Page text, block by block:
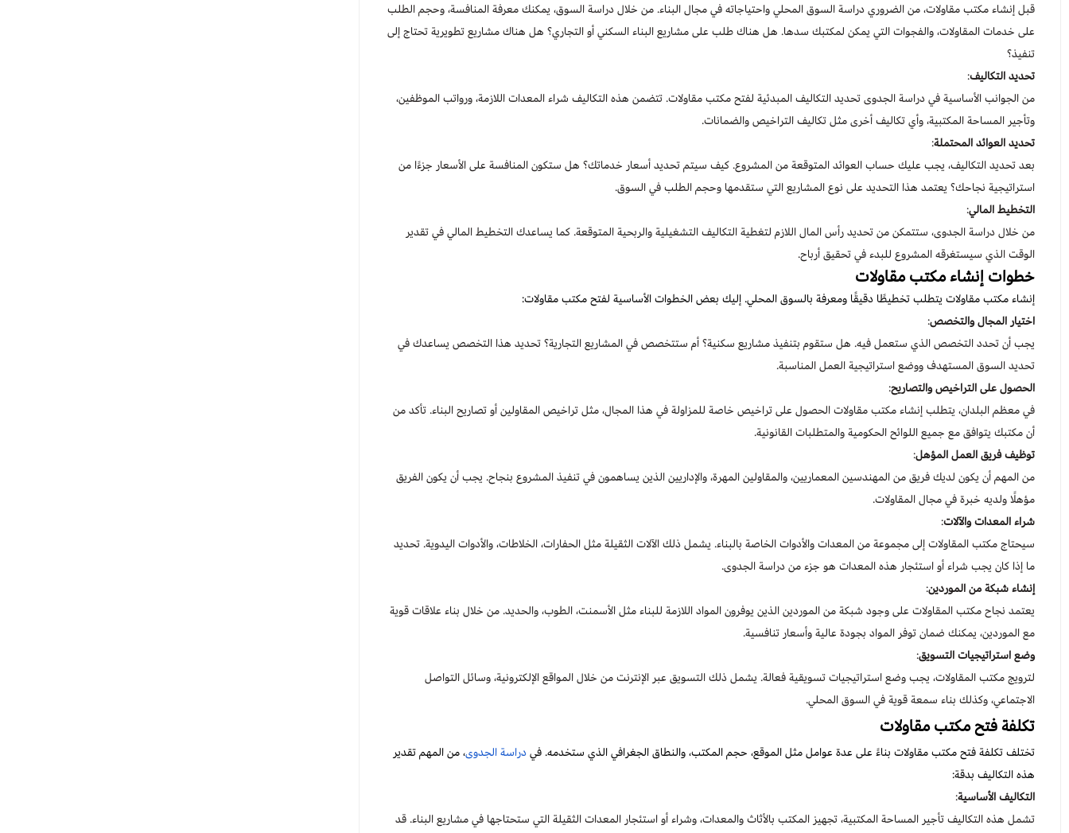
قبل إنشاء مكتب مقاولات، من الضروري دراسة السوق المحلي واحتياجاته في مجال البناء. من خلال دراسة السوق، يمكنك معرفة المنافسة، وحجم الطلب
على خدمات المقاولات، والفجوات التي يمكن لمكتبك سدها. هل هناك طلب على مشاريع البناء السكني أو التجاري؟ هل هناك مشاريع تطويرية تحتاج إلى
تنفيذ؟
تحديد التكاليف:
من الجوانب الأساسية في دراسة الجدوى تحديد التكاليف المبدئية لفتح مكتب مقاولات. تتضمن هذه التكاليف شراء المعدات اللازمة، ورواتب الموظفين،
وتأجير المساحة المكتبية، وأي تكاليف أخرى مثل تكاليف التراخيص والضمانات.
تحديد العوائد المحتملة:
بعد تحديد التكاليف، يجب عليك حساب العوائد المتوقعة من المشروع. كيف سيتم تحديد أسعار خدماتك؟ هل ستكون المنافسة على الأسعار جزءًا من
استراتيجية نجاحك؟ يعتمد هذا التحديد على نوع المشاريع التي ستقدمها وحجم الطلب في السوق.
التخطيط المالي:
من خلال دراسة الجدوى، ستتمكن من تحديد رأس المال اللازم لتغطية التكاليف التشغيلية والربحية المتوقعة. كما يساعدك التخطيط المالي في تقدير
الوقت الذي سيستغرقه المشروع للبدء في تحقيق أرباح.
خطوات إنشاء مكتب مقاولات
إنشاء مكتب مقاولات يتطلب تخطيطًا دقيقًا ومعرفة بالسوق المحلي. إليك بعض الخطوات الأساسية لفتح مكتب مقاولات:
اختيار المجال والتخصص:
يجب أن تحدد التخصص الذي ستعمل فيه. هل ستقوم بتنفيذ مشاريع سكنية؟ أم ستتخصص في المشاريع التجارية؟ تحديد هذا التخصص يساعدك في
تحديد السوق المستهدف ووضع استراتيجية العمل المناسبة.
الحصول على التراخيص والتصاريح:
في معظم البلدان، يتطلب إنشاء مكتب مقاولات الحصول على تراخيص خاصة للمزاولة في هذا المجال، مثل تراخيص المقاولين أو تصاريح البناء. تأكد من
أن مكتبك يتوافق مع جميع اللوائح الحكومية والمتطلبات القانونية.
توظيف فريق العمل المؤهل:
من المهم أن يكون لديك فريق من المهندسين المعماريين، والمقاولين المهرة، والإداريين الذين يساهمون في تنفيذ المشروع بنجاح. يجب أن يكون الفريق
مؤهلًا ولديه خبرة في مجال المقاولات.
شراء المعدات والآلات:
سيحتاج مكتب المقاولات إلى مجموعة من المعدات والأدوات الخاصة بالبناء. يشمل ذلك الآلات الثقيلة مثل الحفارات، الخلاطات، والأدوات اليدوية. تحديد
ما إذا كان يجب شراء أو استئجار هذه المعدات هو جزء من دراسة الجدوى.
إنشاء شبكة من الموردين:
يعتمد نجاح مكتب المقاولات على وجود شبكة من الموردين الذين يوفرون المواد اللازمة للبناء مثل الأسمنت، الطوب، والحديد. من خلال بناء علاقات قوية
مع الموردين، يمكنك ضمان توفر المواد بجودة عالية وأسعار تنافسية.
وضع استراتيجيات التسويق:
لترويج مكتب المقاولات، يجب وضع استراتيجيات تسويقية فعالة. يشمل ذلك التسويق عبر الإنترنت من خلال المواقع الإلكترونية، وسائل التواصل
الاجتماعي، وكذلك بناء سمعة قوية في السوق المحلي.
تكلفة فتح مكتب مقاولات
تختلف تكلفة فتح مكتب مقاولات بناءً على عدة عوامل مثل الموقع، حجم المكتب، والنطاق الجغرافي الذي ستخدمه. فيدراسة الجدوى، من المهم تقدير
هذه التكاليف بدقة:
التكاليف الأساسية:
تشمل هذه التكاليف تأجير المساحة المكتبية، تجهيز المكتب بالأثاث والمعدات، وشراء أو استئجار المعدات الثقيلة التي ستحتاجها في مشاريع البناء. قد